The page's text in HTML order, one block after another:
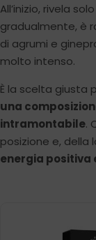
All’inizio, rivela
gradualmente, è
di agrumi e
molto intenso.
È la scelta giusta
una
intramontabile.
posizione e, della
energia positiva